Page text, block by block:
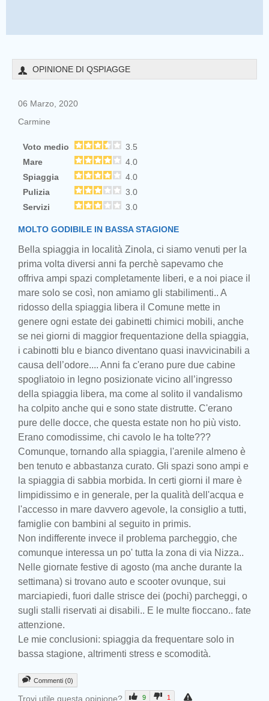
OPINIONE DI QSPIAGGE
06 Marzo, 2020
Carmine
Voto medio
3.5
Mare
4.0
Spiaggia
4.0
Pulizia
3.0
Servizi
3.0
MOLTO GODIBILE IN BASSA STAGIONE
Bella spiaggia in località Zinola, ci siamo venuti per la
prima volta diversi anni fa perchè sapevamo che
offriva ampi spazi completamente liberi, e a noi piace il
mare solo se così, non amiamo gli stabilimenti.. A
ridosso della spiaggia libera il Comune mette in
genere ogni estate dei gabinetti chimici mobili, anche
se nei giorni di maggior frequentazione della spiaggia,
i cabinotti blu e bianco diventano quasi inavvicinabili a
causa dell’odore.... Anni fa c'erano pure due cabine
spogliatoio in legno posizionate vicino all’ingresso
della spiaggia libera, ma come al solito il vandalismo
ha colpito anche qui e sono state distrutte. C'erano
pure delle docce, che questa estate non ho più visto.
Erano comodissime, chi cavolo le ha tolte???
Comunque, tornando alla spiaggia, l'arenile almeno è
ben tenuto e abbastanza curato. Gli spazi sono ampi e
la spiaggia di sabbia morbida. In certi giorni il mare è
limpidissimo e in generale, per la qualità dell'acqua e
l'accesso in mare davvero agevole, la consiglio a tutti,
famiglie con bambini al seguito in primis.
Non indifferente invece il problema parcheggio, che
comunque interessa un po' tutta la zona di via Nizza..
Nelle giornate festive di agosto (ma anche durante la
settimana) si trovano auto e scooter ovunque, sui
marciapiedi, fuori dalle strisce dei (pochi) parcheggi, o
sugli stalli riservati ai disabili.. E le multe fioccano.. fate
attenzione.
Le mie conclusioni: spiaggia da frequentare solo in
bassa stagione, altrimenti stress e scomodità.
Commenti (0)
Trovi utile questa opinione? 9 1